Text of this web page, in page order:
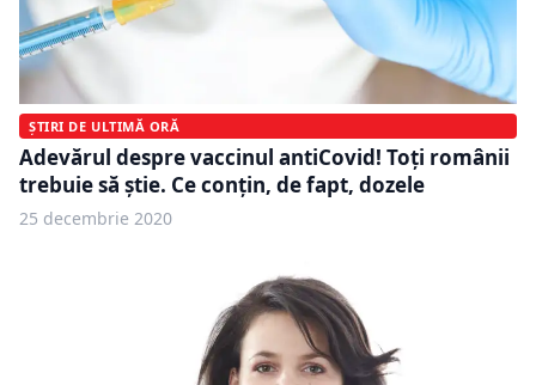
ȘTIRI DE ULTIMĂ ORĂ
Adevărul despre vaccinul antiCovid! Toți românii
trebuie să știe. Ce conțin, de fapt, dozele
25 decembrie 2020